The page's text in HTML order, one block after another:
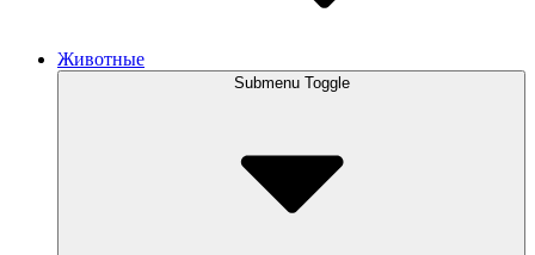
Животные
Submenu Toggle